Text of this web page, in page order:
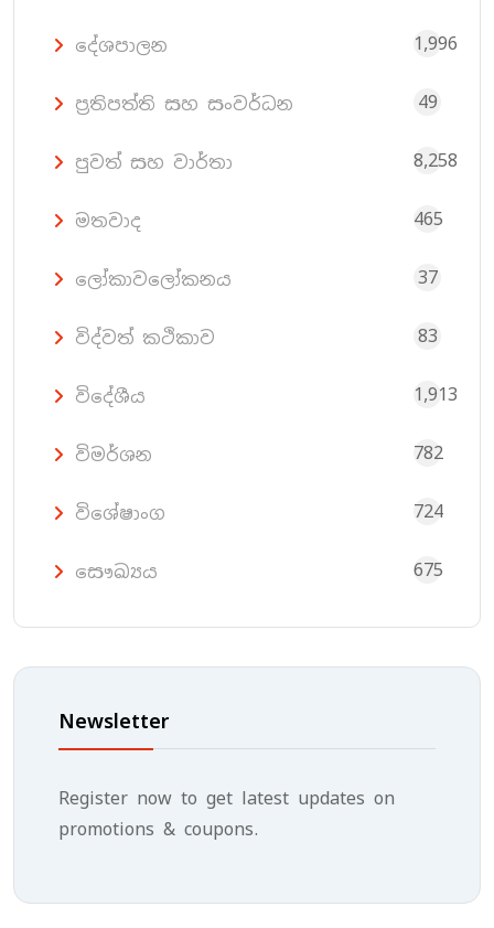
දේශපාලන 1,996
ප්‍රතිපත්ති සහ සංවර්ධන 49
පුවත් සහ වාර්තා 8,258
මතවාද 465
ලෝකාවලෝකනය 37
විද්වත් කථිකාව 83
විදේශීය 1,913
විමර්ශන 782
විශේෂාංග 724
සෞඛ්‍යය 675
Newsletter
Register now to get latest updates on
promotions & coupons.